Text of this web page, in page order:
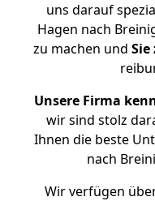
uns darauf
Hagen nach
zu machen und
Unsere Firma
wir sind stolz
Ihnen die beste
nach
Wir verfügen